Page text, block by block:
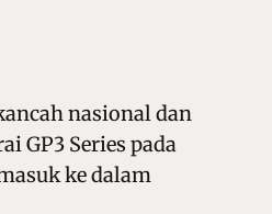
nasional dan
GP3 Series pada
ke dalam